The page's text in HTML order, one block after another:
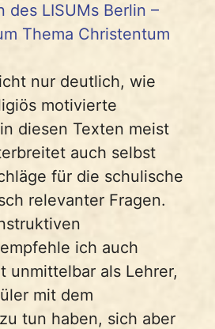
des LISUMs Berlin –
Thema Christentum
nur deutlich, wie
motivierte
diesen Texten meist
auch selbst
für die schulische
relevanter Fragen.
ich auch
unmittelbar als Lehrer,
mit dem
tun haben, sich aber